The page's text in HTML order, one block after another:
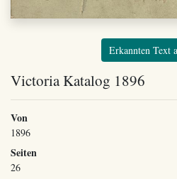
Erkannten Text
Victoria Katalog 1896
Von
1896
Seiten
26